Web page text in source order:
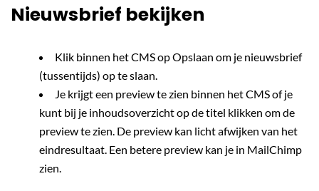
Nieuwsbrief bekijken
Klik binnen het CMS op Opslaan om je nieuwsbrief
(tussentijds) op te slaan.
Je krijgt een preview te zien binnen het CMS of je
kunt bij je inhoudsoverzicht op de titel klikken om de
preview te zien. De preview kan licht afwijken van het
eindresultaat. Een betere preview kan je in MailChimp
zien.